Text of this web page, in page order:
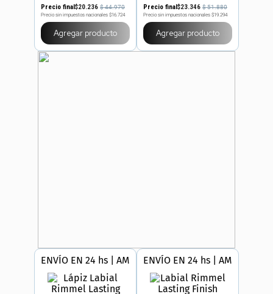
Precio final$20.236 $44.970
Precio sin impuestos nacionales $16.724
Agregar producto
Precio final$23.346 $51.880
Precio sin impuestos nacionales $19.294
Agregar producto
ENVÍO EN 24 hs | AMBA ENVÍO EN 24 hs | AMBA